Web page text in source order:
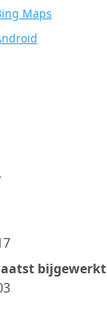
Maps
bijgewerkt